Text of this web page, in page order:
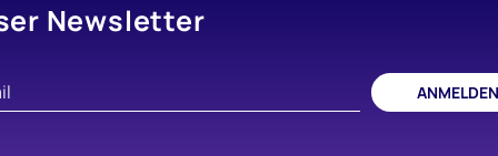
Newsletter
ANMELDEN